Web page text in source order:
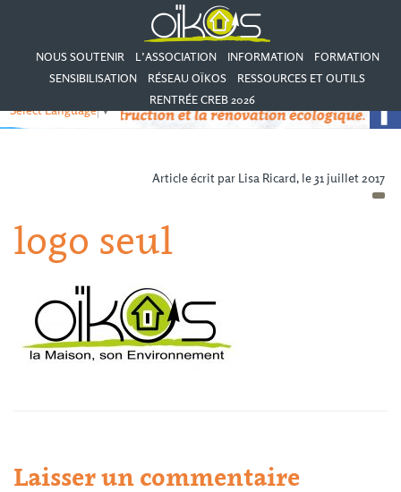
NOUS SOUTENIR L’ASSOCIATION INFORMATION
FORMATION
SENSIBILISATION
RÉSEAU OÏKOS
RESSOURCES ET OUTILS
RENTRÉE CREB 2026
Select Language▼
Article écrit par Lisa Ricard, le 31 juillet 2017
logo seul
Laisser un commentaire